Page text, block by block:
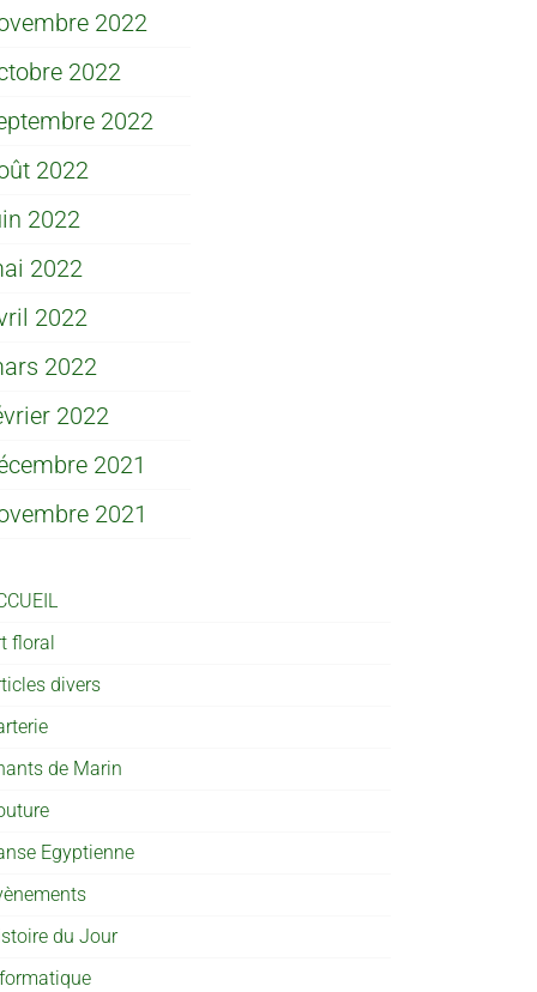
2022
2022
2022
2022
2022
2022
2022
2022
2022
2021
2021
floral
divers
de Marin
Egyptienne
du Jour